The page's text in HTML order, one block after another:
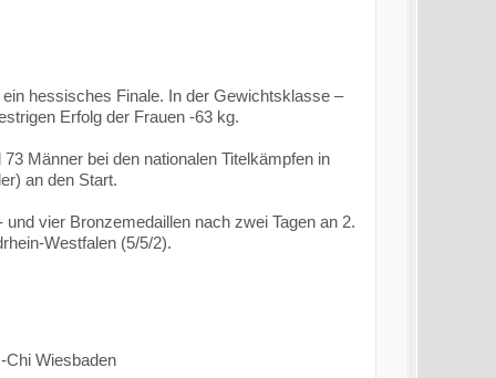
hessisches Finale. In der Gewichtsklasse –
Erfolg der Frauen -63 kg.
Männer bei den nationalen Titelkämpfen in
an den Start.
vier Bronzemedaillen nach zwei Tagen an 2.
Westfalen (5/5/2).
Wiesbaden